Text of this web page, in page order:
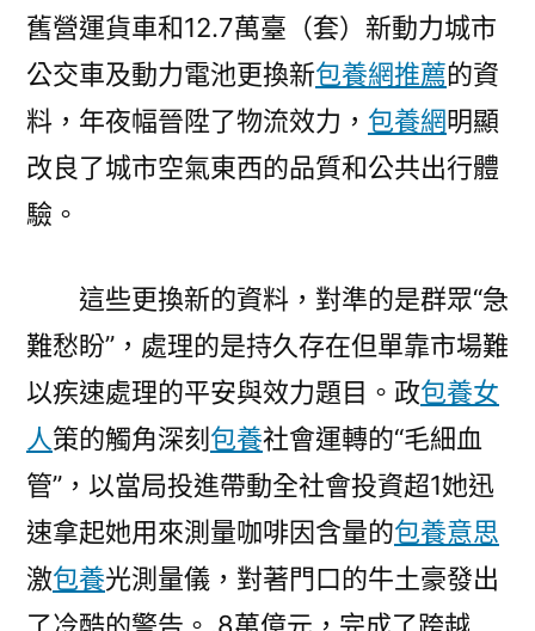
舊營運貨車和12.7萬臺（套）新動力城市
公交車及動力電池更換新包養網推薦的資
料，年夜幅晉陞了物流效力， 包養網明顯
改良了城市空氣東西的品質和公共出行體
驗。
這些更換新的資料，對準的是群眾“急
難愁盼”，處理的是持久存在但單靠市場難
以疾速處理的平安與效力題目。政包養女
人策的觸角深刻 包養社會運轉的“毛細血
管”，以當局投進帶動全社會投資超1她迅
速拿起她用來測量咖啡因含量的包養意思
激包養光測量儀，對著門口的牛土豪發出